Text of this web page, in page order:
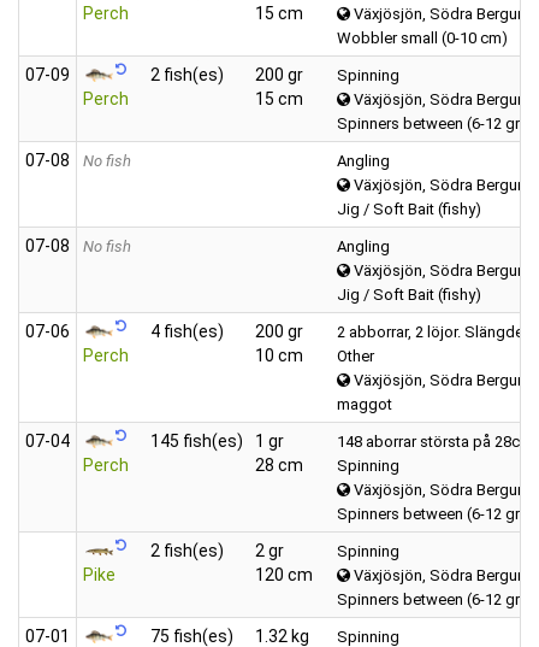
Perch
15 cm
Växjösjön, Södra
Wobbler small (0-10 cm)
07‑09
Perch
2 fish(es)
200 gr
15 cm
Spinning
Växjösjön, Södra
Spinners between (6-12
07‑08 No fish
Angling
Växjösjön, Södra
Jig / Soft Bait (fishy)
07‑08 No fish
Angling
Växjösjön, Södra
Jig / Soft Bait (fishy)
07‑06
Perch
4 fish(es)
200 gr
10 cm
2 abborrar, 2 löjor. Slängde i
Other
Växjösjön, Södra
maggot
07‑04
Perch
145 fish(es)
1 gr
28 cm
148 aborrar största på 28cm
Spinning
Växjösjön, Södra
Spinners between (6-12
Pike
2 fish(es)
2 gr
120 cm
Spinning
Växjösjön, Södra
Spinners between (6-12
07‑01
75 fish(es)
1.32 kg
Spinning